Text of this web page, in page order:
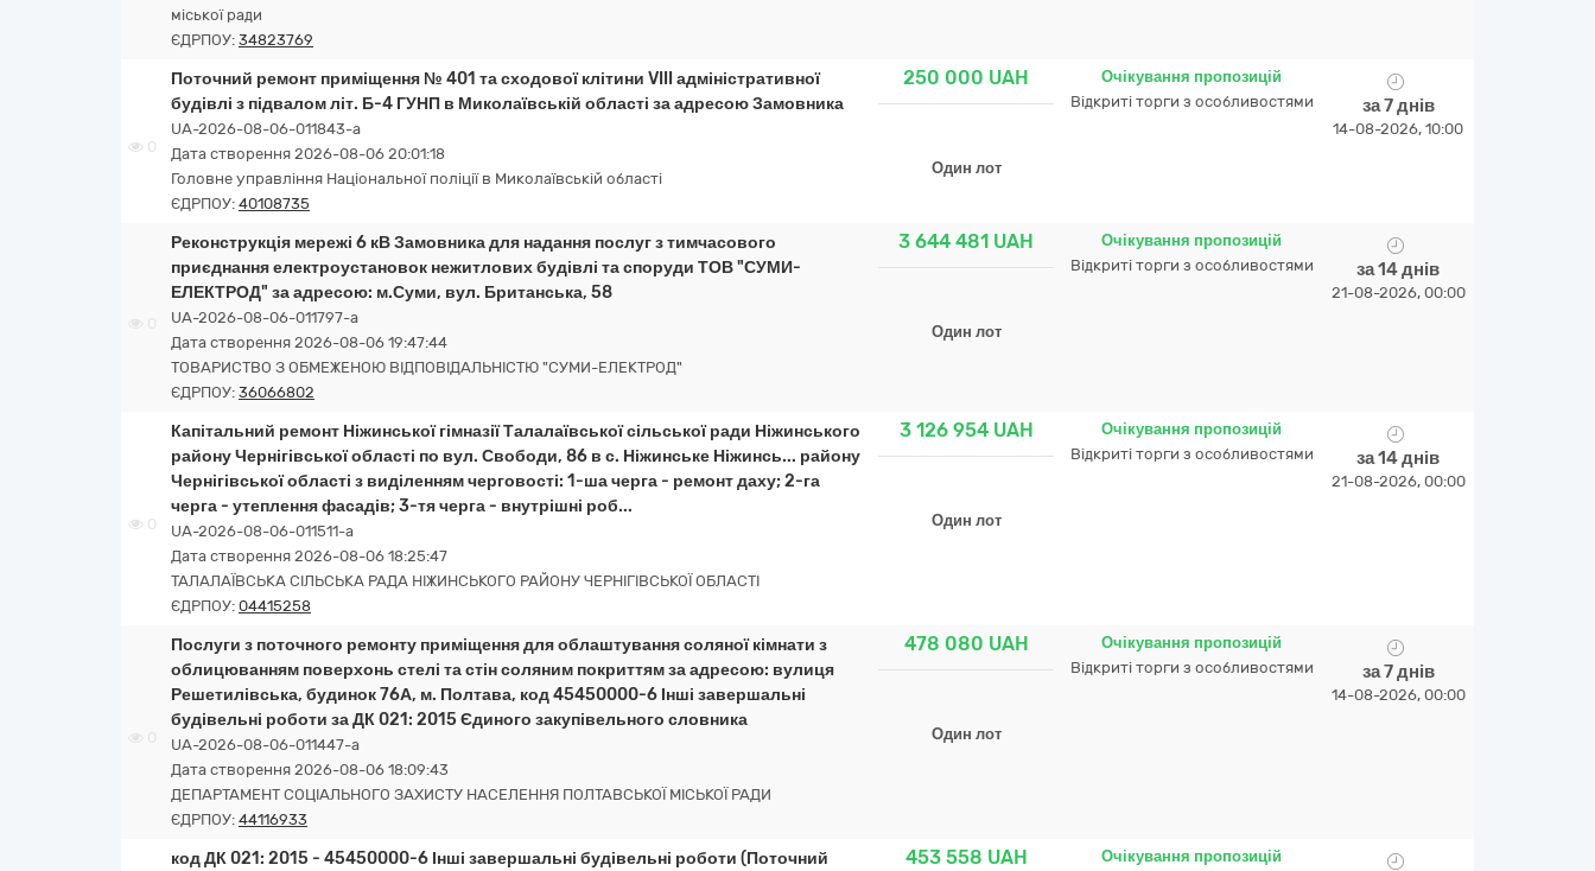
міської ради
ЄДРПОУ: 34823769
0
Поточний ремонт приміщення № 401 та сходової клітини VIII адміністративної
будівлі з підвалом літ. Б-4 ГУНП в Миколаївській області за адресою Замовника
UA-2026-08-06-011843-a
Дата створення 2026-08-06 20:01:18
Головне управління Національної поліції в Миколаївській області
ЄДРПОУ: 40108735
250 000 UAH
Один лот
Очікування пропозицій
Відкриті торги з особливостями
за 7 днів
14-08-2026, 10:00
Реконструкція мережі 6 кВ Замовника для надання послуг з тимчасового
приєднання електроустановок нежитлових будівлі та споруди ТОВ "СУМИ-
ЕЛЕКТРОД" за адресою: м.Суми, вул. Британська, 58
UA-2026-08-06-011797-a
Дата створення 2026-08-06 19:47:44
ТОВАРИСТВО З ОБМЕЖЕНОЮ ВІДПОВІДАЛЬНІСТЮ "СУМИ-ЕЛЕКТРОД"
ЄДРПОУ: 36066802
3 644 481 UAH
Один лот
Очікування пропозицій
Відкриті торги з особливостями
за 14 днів
21-08-2026, 00:00
0
Капітальний ремонт Ніжинської гімназії Талалаївської сільської ради Ніжинського
району Чернігівської області по вул. Свободи, 86 в с. Ніжинське Ніжинсь... району
Чернігівської області з виділенням черговості: 1-ша черга - ремонт даху; 2-га
черга - утеплення фасадів; 3-тя черга - внутрішні роб...
UA-2026-08-06-011511-a
Дата створення 2026-08-06 18:25:47
ТАЛАЛАЇВСЬКА СІЛЬСЬКА РАДА НІЖИНСЬКОГО РАЙОНУ ЧЕРНІГІВСЬКОЇ ОБЛАСТІ
ЄДРПОУ: 04415258
3 126 954 UAH
Один лот
Очікування пропозицій
Відкриті торги з особливостями
за 14 днів
21-08-2026, 00:00
Послуги з поточного ремонту приміщення для облаштування соляної кімнати з
облицюванням поверхонь стелі та стін соляним покриттям за адресою: вулиця
Решетилівська, будинок 76А, м. Полтава, код 45450000-6 Інші завершальні
будівельні роботи за ДК 021: 2015 Єдиного закупівельного словника
UA-2026-08-06-011447-a
Дата створення 2026-08-06 18:09:43
ДЕПАРТАМЕНТ СОЦІАЛЬНОГО ЗАХИСТУ НАСЕЛЕННЯ ПОЛТАВСЬКОЇ МІСЬКОЇ РАДИ
ЄДРПОУ: 44116933
478 080 UAH
Один лот
Очікування пропозицій
Відкриті торги з особливостями
за 7 днів
14-08-2026, 00:00
код ДК 021: 2015 - 45450000-6 Інші завершальні будівельні роботи (Поточний
453 558 UAH
Очікування пропозицій